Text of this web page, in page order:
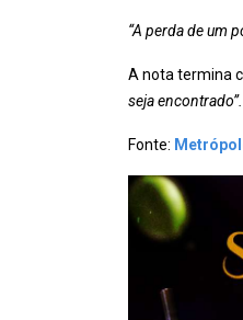
“A perda de um
A nota termina
seja encontrado”.
Fonte: